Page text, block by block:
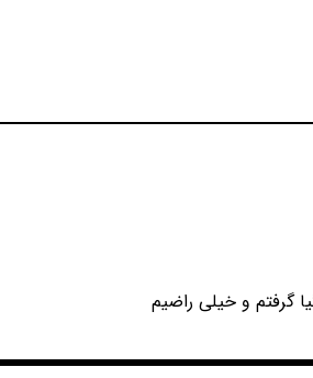
گرفتم و خیلی راضیم